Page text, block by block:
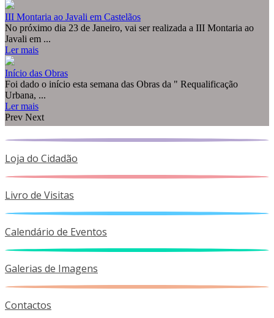
III Montaria ao Javali em Castelãos
No próximo dia 23 de Janeiro, vai ser realizada a III Montaria ao
Javali em ...
Ler mais
Início das Obras
Foi dado o início esta semana das Obras da " Requalificação
Urbana, ...
Ler mais
Prev Next
Loja do Cidadão
Livro de Visitas
Calendário de Eventos
Galerias de Imagens
Contactos